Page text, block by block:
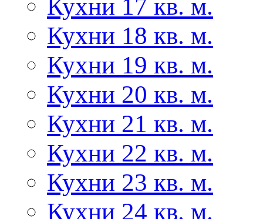
Кухни 17 кв. м.
Кухни 18 кв. м.
Кухни 19 кв. м.
Кухни 20 кв. м.
Кухни 21 кв. м.
Кухни 22 кв. м.
Кухни 23 кв. м.
Кухни 24 кв. м.